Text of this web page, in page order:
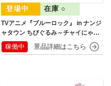
TVアニメ『ブルーロック』 in ナンジ
ャタウン ちびぐるみ～チャイにゃFe
s～
在庫 ○
稼働中